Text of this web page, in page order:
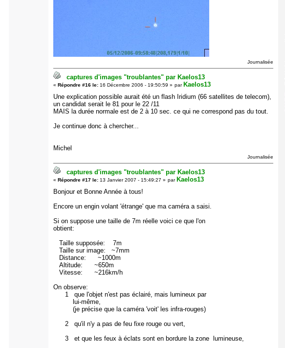
Journalisée
captures d'images "troublantes" par Kaelos13
« Répondre #16 le:16 Décembre 2006 - 19:50:59 » par Kaelos13
Une explication possible aurait été un flash Iridium (66 satellites de telecom),
un candidat serait le 81 pour le 22 /11
MAIS la durée normale est de 2 à 10 sec. ce qui ne correspond pas du tout.
Je continue donc à chercher...
Michel
Journalisée
captures d'images "troublantes" par Kaelos13
« Répondre #17 le:13 Janvier 2007 - 15:49:27 » par Kaelos13
Bonjour et Bonne Année à tous!
Encore un engin volant 'étrange' que ma caméra a saisi.
Si on suppose une taille de 7m réelle voici ce que l'on
obtient:
Taille supposée: 7m
Taille sur image: ~7mm
Distance: ~1000m
Altitude: ~650m
Vitesse: ~216km/h
On observe:
1 que l'objet n'est pas éclairé, mais lumineux par
lui-même,
(je précise que la caméra 'voit' les infra-rouges)
2 qu'il n'y a pas de feu fixe rouge ou vert,
3 et que les feux à éclats sont en bordure la zone lumineuse,